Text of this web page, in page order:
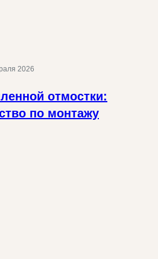
отмостки:
по монтажу
2026